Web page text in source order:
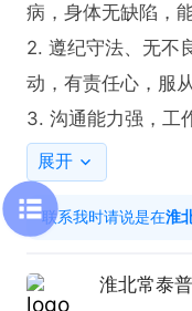
病，身体无缺陷，
2. 遵纪守法、无不
动，有责任心，服
3. 沟通能力强，工
（根据生产任务需要
综合薪资：[计件
福利待遇：
2.购买社保、节日
展开
联系我时请说是在淮
淮北常泰